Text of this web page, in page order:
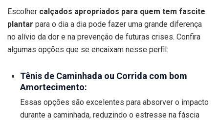
Escolher calçados apropriados para quem tem fascite
plantar para o dia a dia pode fazer uma grande diferença
no alívio da dor e na prevenção de futuras crises. Confira
algumas opções que se encaixam nesse perfil:
Tênis de Caminhada ou Corrida com bom
Amortecimento:
Essas opções são excelentes para absorver o impacto
durante a caminhada, reduzindo o estresse na fáscia